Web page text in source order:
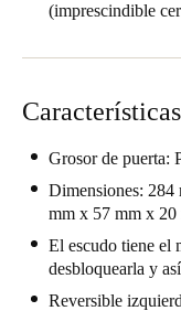
Español
Español
Guardar la nueva
(imprescindible
Grosor de puerta:
Dimensiones:
mm x 57 mm x
El escudo tiene el
desbloquearla y
Reversible